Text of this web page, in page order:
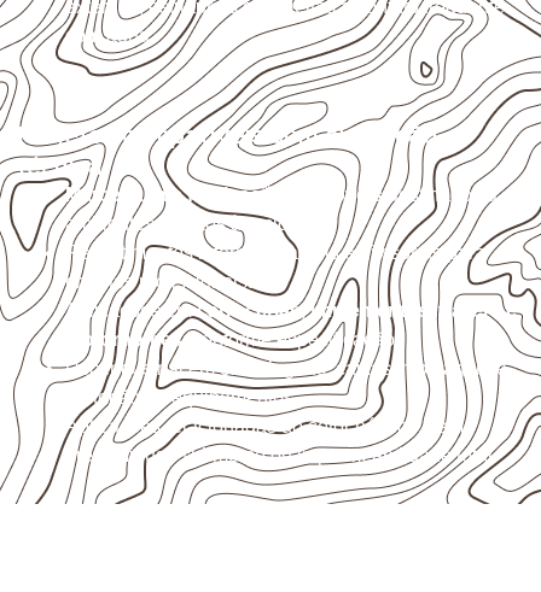
externas, estruturais ou sujeitas a contato frequente
com água.
Projetos compatíveis com avaliação
técnica
Marcenaria e fabricação de móveisdestinados a
ambientes sujeitos à umidade.
Revestimentos internos, painéis e divisórias para
projetos profissionais.
Aplicações emcarrocerias, implementos, trailers e
motorhomes, conforme especificação.
Uso industrial em embalagens, caixas, montagem e
proteção de equipamentos.
Aplicações relacionadas ao setor náutico, sem
presumir uso submerso ou impermeabilidade total.